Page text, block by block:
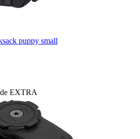
puppy small
EXTRA